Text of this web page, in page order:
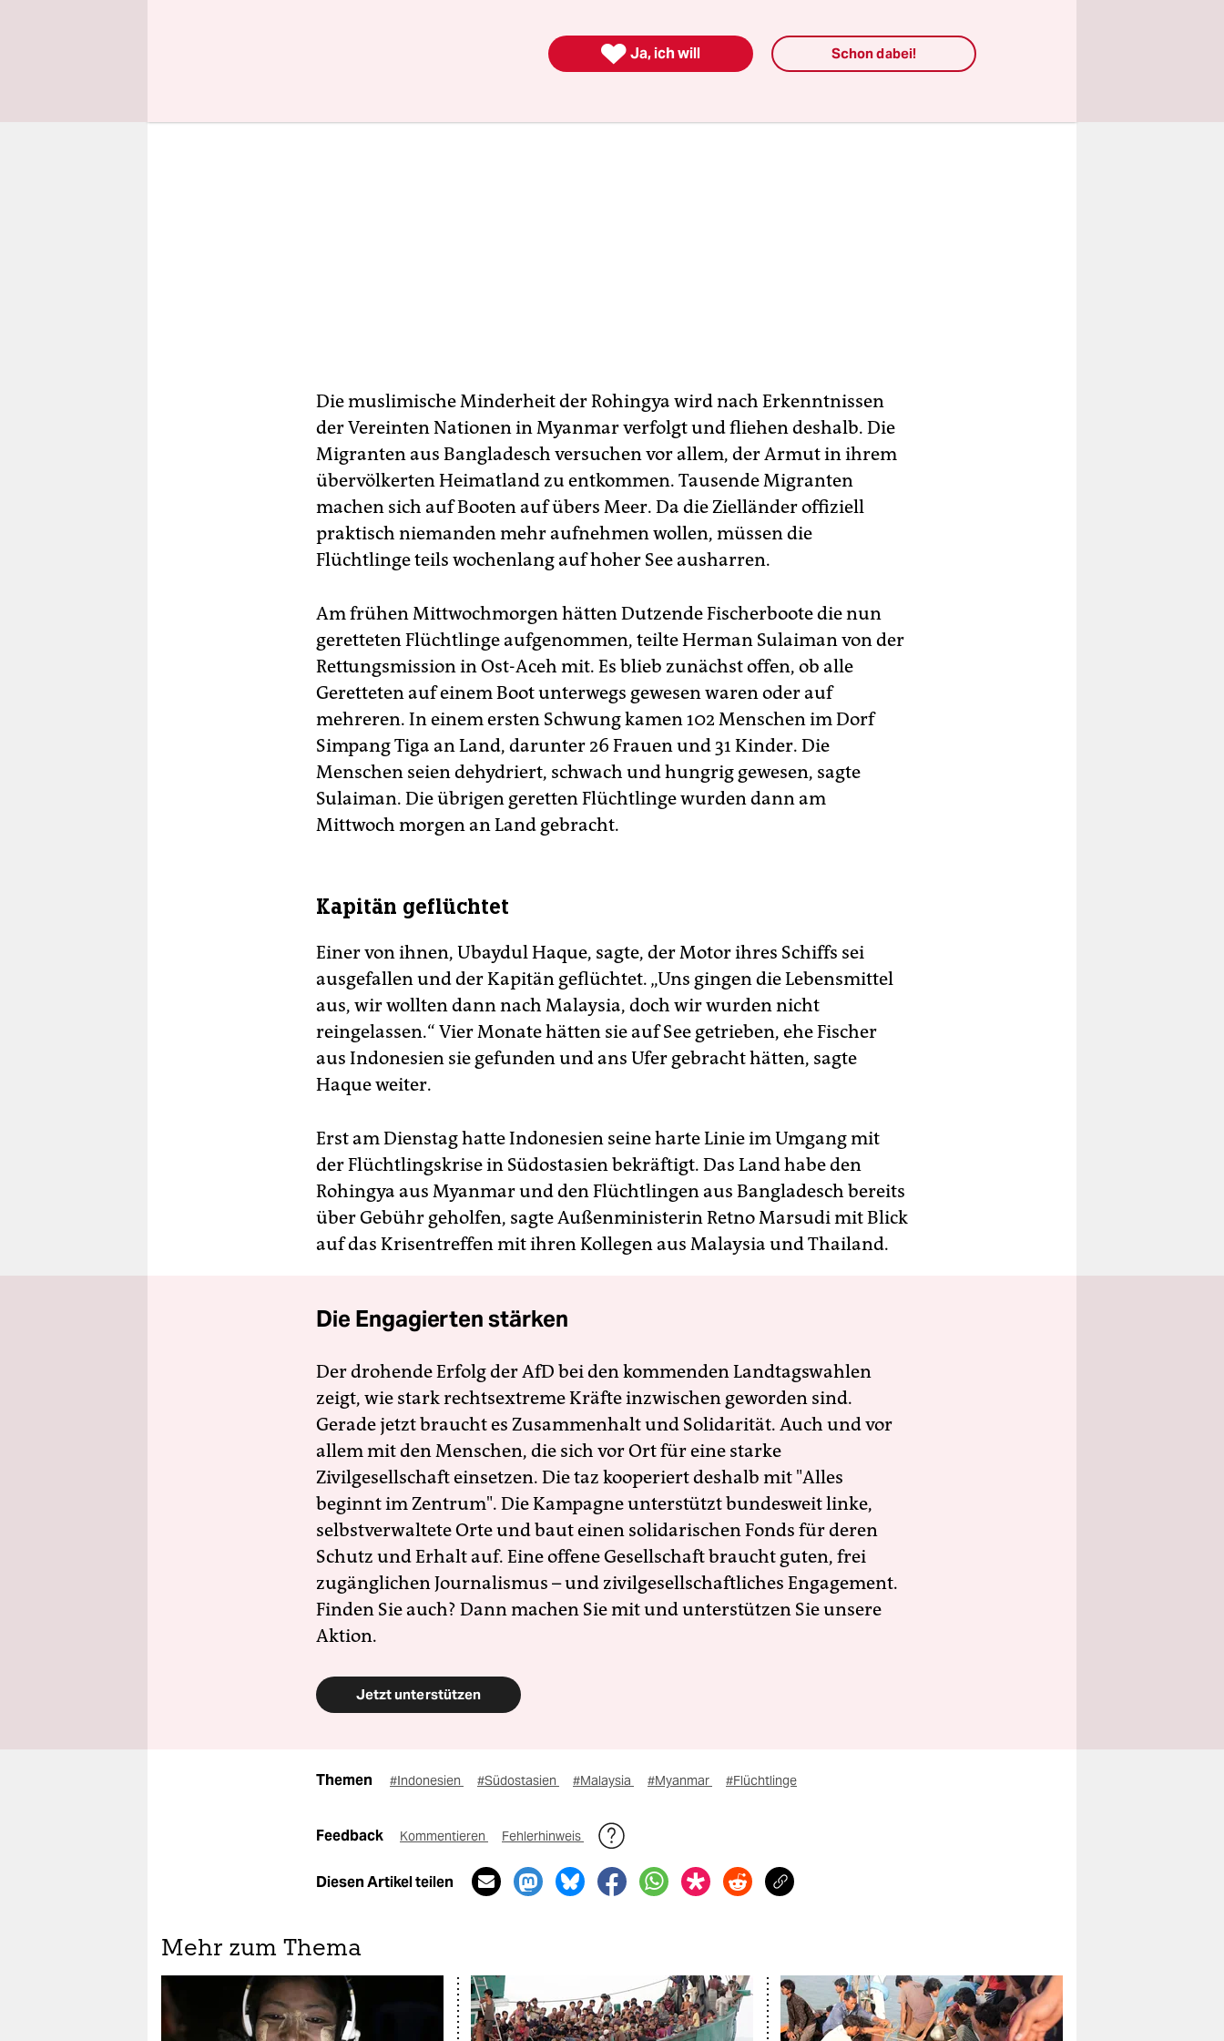
Die muslimische Minderheit der Rohingya wird nach Erkenntnissen
der Vereinten Nationen in Myanmar verfolgt und fliehen deshalb. Die
Migranten aus Bangladesch versuchen vor allem, der Armut in ihrem
übervölkerten Heimatland zu entkommen. Tausende Migranten
machen sich auf Booten auf übers Meer. Da die Zielländer offiziell
praktisch niemanden mehr aufnehmen wollen, müssen die
Flüchtlinge teils wochenlang auf hoher See ausharren.
Am frühen Mittwochmorgen hätten Dutzende Fischerboote die nun
geretteten Flüchtlinge aufgenommen, teilte Herman Sulaiman von der
Rettungsmission in Ost-Aceh mit. Es blieb zunächst offen, ob alle
Geretteten auf einem Boot unterwegs gewesen waren oder auf
mehreren. In einem ersten Schwung kamen 102 Menschen im Dorf
Simpang Tiga an Land, darunter 26 Frauen und 31 Kinder. Die
Menschen seien dehydriert, schwach und hungrig gewesen, sagte
Sulaiman. Die übrigen geretten Flüchtlinge wurden dann am
Mittwoch morgen an Land gebracht.
Kapitän geflüchtet
Einer von ihnen, Ubaydul Haque, sagte, der Motor ihres Schiffs sei
ausgefallen und der Kapitän geflüchtet. „Uns gingen die Lebensmittel
aus, wir wollten dann nach Malaysia, doch wir wurden nicht
reingelassen.“ Vier Monate hätten sie auf See getrieben, ehe Fischer
aus Indonesien sie gefunden und ans Ufer gebracht hätten, sagte
Haque weiter.
Erst am Dienstag hatte Indonesien seine harte Linie im Umgang mit
der Flüchtlingskrise in Südostasien bekräftigt. Das Land habe den
Rohingya aus Myanmar und den Flüchtlingen aus Bangladesch bereits
über Gebühr geholfen, sagte Außenministerin Retno Marsudi mit Blick
auf das Krisentreffen mit ihren Kollegen aus Malaysia und Thailand.
Die Engagierten stärken
Der drohende Erfolg der AfD bei den kommenden Landtagswahlen
zeigt, wie stark rechtsextreme Kräfte inzwischen geworden sind.
Gerade jetzt braucht es Zusammenhalt und Solidarität. Auch und vor
allem mit den Menschen, die sich vor Ort für eine starke
Zivilgesellschaft einsetzen. Die taz kooperiert deshalb mit "Alles
beginnt im Zentrum". Die Kampagne unterstützt bundesweit linke,
selbstverwaltete Orte und baut einen solidarischen Fonds für deren
Schutz und Erhalt auf. Eine offene Gesellschaft braucht guten, frei
zugänglichen Journalismus – und zivilgesellschaftliches Engagement.
Finden Sie auch? Dann machen Sie mit und unterstützen Sie unsere
Aktion.
Jetzt unterstützen
Themen #Indonesien #Südostasien #Malaysia #Myanmar #Flüchtlinge
Feedback Kommentieren Fehlerhinweis
Diesen Artikel teilen
Mehr zum Thema
 Ja, ich will Schon dabei!